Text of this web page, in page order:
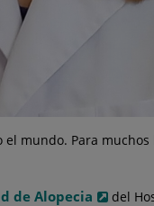
mundo. Para
de Alopecia del